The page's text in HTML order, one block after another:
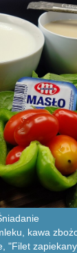
kawa
"Filet